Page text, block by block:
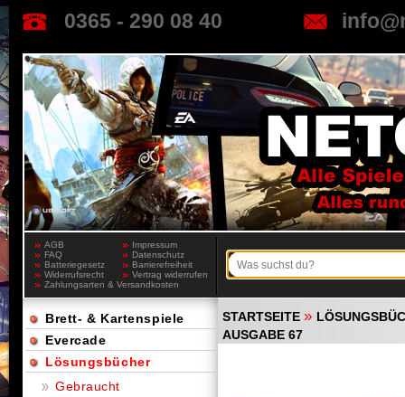
0365 - 290 08 40
AGB
Impressum
FAQ
Datenschutz
Batteriegesetz
Barrierefreiheit
Widerrufsrecht
Vertrag widerrufen
Zahlungsarten & Versandkosten
STARTSEITE »
AUSGABE 67
Brett- & Kartenspiele
Evercade
Lösungsbücher
Gebraucht